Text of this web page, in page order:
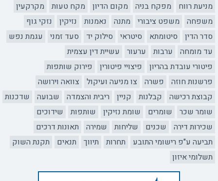
מניעת רווח
מפקח בניה מקום הדיון מקח טעות
מקרקעין
משפחה
משפט ציבורי מתנה נאמנות נזיקין
נזקי גוף
סדר הדין
סיטומתא סיטראי סילוק יד סעד זמני
עגמת נפש
עד מומחה
ערבות ערעור
עשיית דין עצמית
פיטורי עובדת בהריון
פיצויי פיטורין
פירוק שותפות
פרשנות חוזה
פשרה צו מניעה ועיקול
צוואה וירושה
קבוצת רכישה
קבלנות קניין ריבית והצמדה שבועה
שדכנות
שומר שכר
שומרים שומת נזיקין שותפות
שידוכים
שכירות דירה
שכנים שליחות שמירה
תאונות דרכים
תביעה ע"פ רישומי התובע
תחרות תיווך תנאים
תקנת השוק
תשלומי איזון